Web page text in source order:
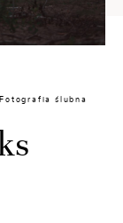
Fotografia ślubna